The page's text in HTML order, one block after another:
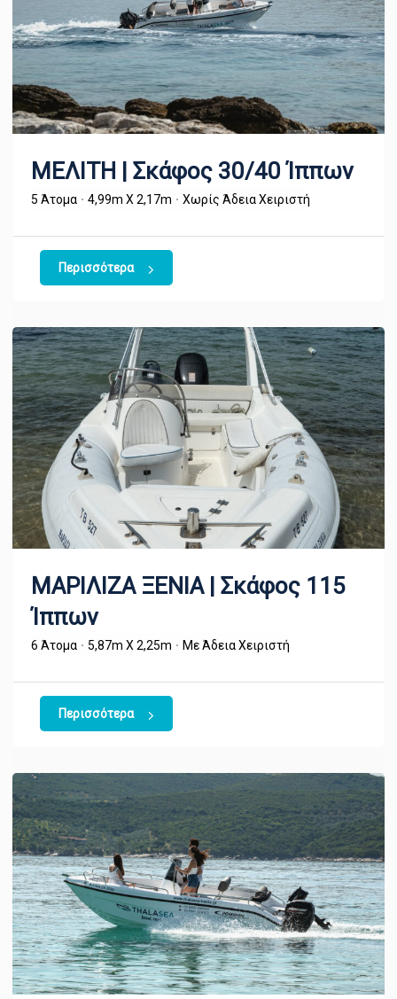
ΜΕΛΙΤΗ | Σκάφος 30/40 Ίππων
5 Άτομα 4,99m X 2,17m Χωρίς Άδεια Χειριστή
Περισσότερα
ΜΑΡΙΛΙΖΑ ΞΕΝΙΑ | Σκάφος 115
Ίππων
6 Άτομα 5,87m X 2,25m Με Άδεια Χειριστή
Περισσότερα